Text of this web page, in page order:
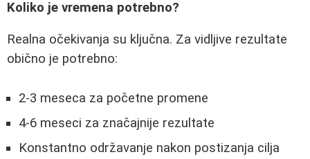
Koliko je vremena potrebno?
Realna očekivanja su ključna. Za vidljive rezultate
obično je potrebno:
2-3 meseca za početne promene
4-6 meseci za značajnije rezultate
Konstantno održavanje nakon postizanja cilja